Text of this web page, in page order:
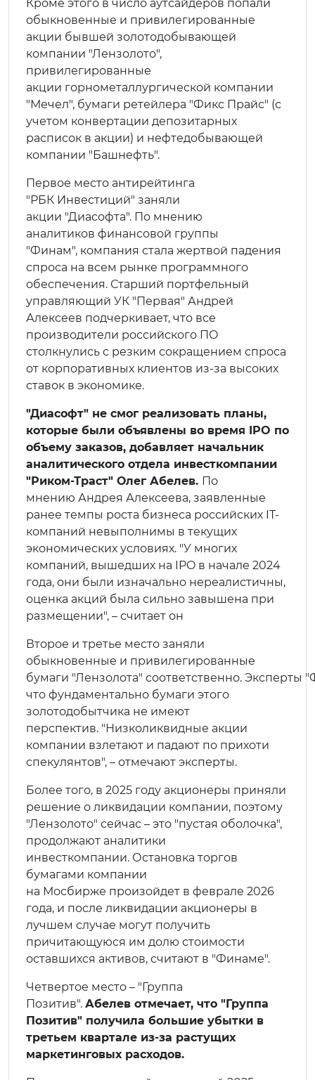
Кроме этого в число аутсайдеров попали
обыкновенные и привилегированные
акции бывшей золотодобывающей
компании "Лензолото",
привилегированные
акции горнометаллургической компании
"Мечел", бумаги ретейлера "Фикс Прайс" (с
учетом конвертации депозитарных
расписок в акции) и нефтедобывающей
компании "Башнефть".
Первое меcто антирейтинга
"РБК Инвестиций" заняли
акции "Диасофта". По мнению
аналитиков финансовой группы
"Финам", компания стала жертвой падения
спроса на всем рынке программного
обеспечения. Старший портфельный
управляющий УК "Первая" Андрей
Алексеев подчеркивает, что все
производители российского ПО
столкнулись с резким сокращением спроса
от корпоративных клиентов из-за высоких
ставок в экономике.
"Диасофт" не смог реализовать планы,
которые были объявлены во время IPO по
объему заказов, добавляет начальник
аналитического отдела инвесткомпании
"Риком-Траст" Олег Абелев. По
мнению Андрея Алексеева, заявленные
ранее темпы роста бизнеса российских IT-
компаний невыполнимы в текущих
экономических условиях. "У многих
компаний, вышедших на IPO в начале 2024
года, они были изначально нереалистичны,
оценка акций была сильно завышена при
размещении", – считает он
Второе и третье место заняли
обыкновенные и привилегированные
бумаги "Лензолота" соответственно. Эксперты
что фундаментально бумаги этого
золотодобытчика не имеют
перспектив. "Низколиквидные акции
компании взлетают и падают по прихоти
спекулянтов", – отмечают эксперты.
Более того, в 2025 году акционеры приняли
решение о ликвидации компании, поэтому
"Лензолото" сейчас – это "пустая оболочка",
продолжают аналитики
инвесткомпании. Остановка торгов
бумагами компании
на Мосбирже произойдет в феврале 2026
года, и после ликвидации акционеры в
лучшем случае могут получить
причитающуюся им долю стоимости
оставшихся активов, считают в "Финаме".
Четвертое место – "Группа
Позитив". Абелев отмечает, что "Группа
Позитив" получила большие убытки в
третьем квартале из-за растущих
маркетинговых расходов.